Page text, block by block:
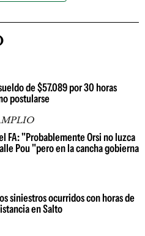
de $57.089 por 30 horas
postularse
FA: "Probablemente Orsi no luzca
Pou "pero en la cancha gobierna
siniestros ocurridos con horas de
en Salto